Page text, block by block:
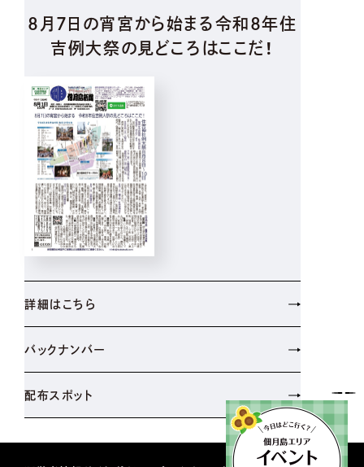
8月7日の宵宮から始まる令和8年住
吉例大祭の見どころはここだ！
詳細はこちら
バックナンバー
配布スポット